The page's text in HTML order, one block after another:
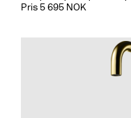
Pris 5 695 NOK